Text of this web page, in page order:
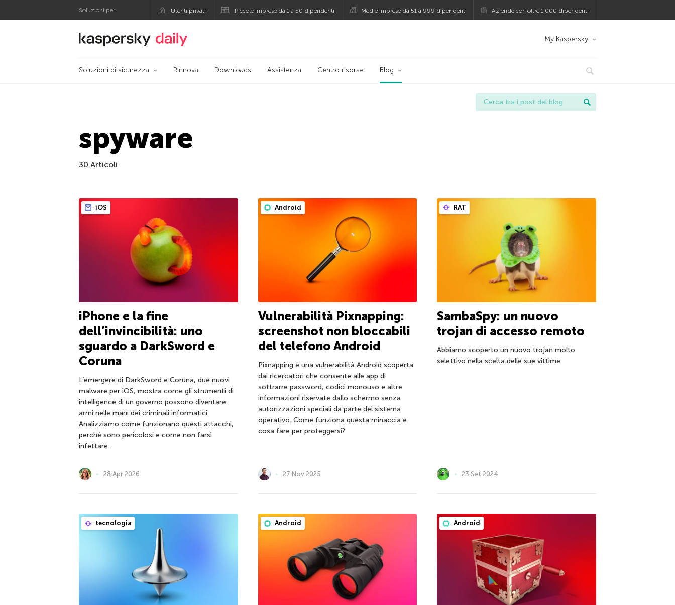
Soluzioni per: Utenti privati Piccole imprese da 1 a 50 dipendenti Medie imprese da 51 a 999 dipendenti Aziende con oltre 1.000 dipendenti
Blog ufficiale di Kaspersky My Kaspersky
Soluzioni di sicurezza Rinnova Downloads Assistenza Centro risorse Blog
spyware
30 Articoli
iOS
iPhone e la fine
dell’invincibilità: uno
sguardo a DarkSword e
Coruna
L’emergere di DarkSword e Coruna, due nuovi
malware per iOS, mostra come gli strumenti di
intelligence di un governo possono diventare
armi nelle mani dei criminali informatici.
Analizziamo come funzionano questi attacchi,
perché sono pericolosi e come non farsi
infettare.
28 Apr 2026
Android
Vulnerabilità Pixnapping:
screenshot non bloccabili
del telefono Android
Pixnapping è una vulnerabilità Android scoperta
dai ricercatori che consente alle app di
sottrarre password, codici monouso e altre
informazioni riservate dallo schermo senza
autorizzazioni speciali da parte del sistema
operativo. Come funziona questa minaccia e
cosa fare per proteggersi?
27 Nov 2025
RAT
SambaSpy: un nuovo
trojan di accesso remoto
Abbiamo scoperto un nuovo trojan molto
selettivo nella scelta delle sue vittime
23 Set 2024
tecnologia Android Android